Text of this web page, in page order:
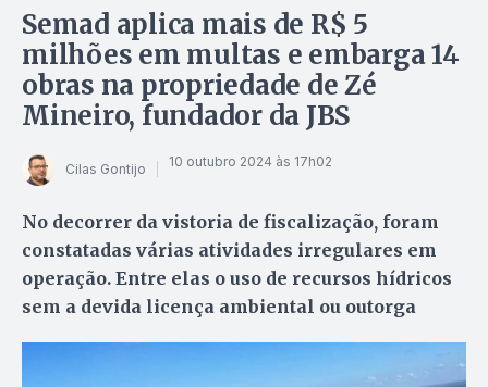
Semad aplica mais de R$ 5
milhões em multas e embarga 14
obras na propriedade de Zé
Mineiro, fundador da JBS
Cilas Gontijo 10 outubro 2024 às 17h02
No decorrer da vistoria de fiscalização, foram
constatadas várias atividades irregulares em
operação. Entre elas o uso de recursos hídricos
sem a devida licença ambiental ou outorga